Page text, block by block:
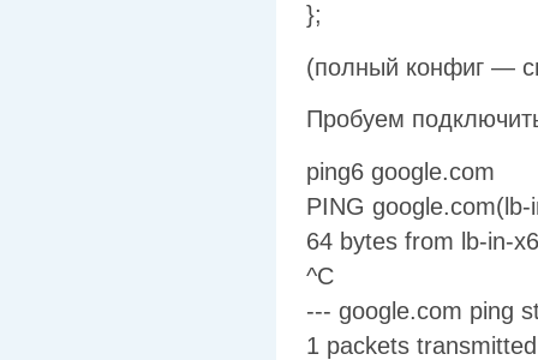
};
(полный конфиг —
Пробуем
ping6 google.com
PING
64 bytes from lb-in-
^C
--- google.com ping
1 packets